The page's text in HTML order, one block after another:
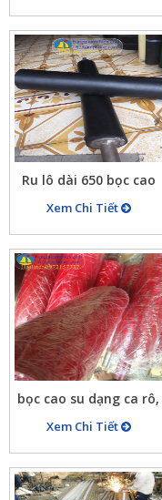
Ru lô dài 650 bọc cao
su
Xem Chi Tiết
bọc cao su dạng ca rô,
bọc cao su cho ru lô
hình ca rô, hình xoắn
ren…
Xem Chi Tiết